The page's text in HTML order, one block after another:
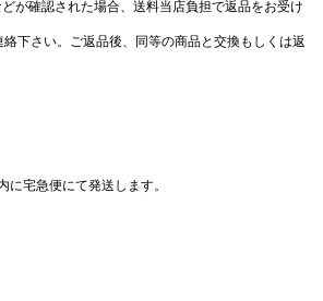
が確認された場合、送料当店負担で返品をお受け
下さい。ご返品後、同等の商品と交換もしくは返
に宅急便にて発送します。